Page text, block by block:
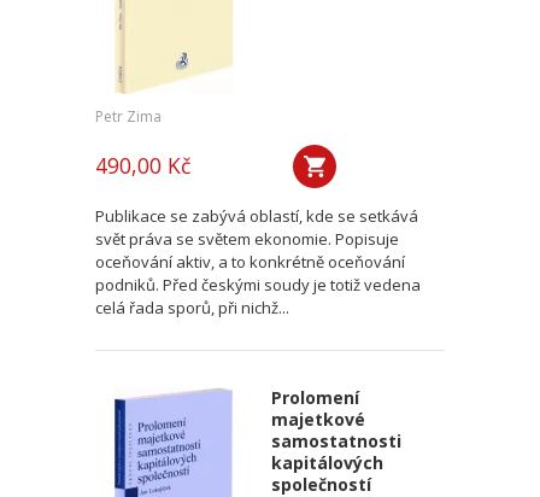
Petr Zima
490,00 Kč
Publikace se zabývá oblastí, kde se setkává
svět práva se světem ekonomie. Popisuje
oceňování aktiv, a to konkrétně oceňování
podniků. Před českými soudy je totiž vedena
celá řada sporů, při nichž...
Prolomení
majetkové
samostatnosti
kapitálových
společností